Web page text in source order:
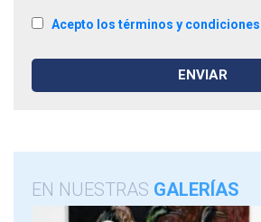
Acepto los términos y condiciones
EN NUESTRAS GALERÍAS